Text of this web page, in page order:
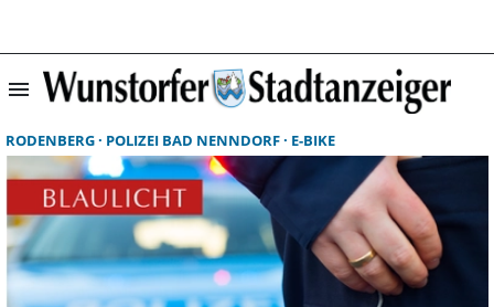
menu
RODENBERG POLIZEI BAD NENNDORF E-BIKE